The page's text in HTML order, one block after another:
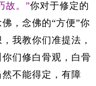
故。”你对于修定的
，念佛的“方便”你
我教你们准提法，
们修白骨观，白骨
不能得定，有障